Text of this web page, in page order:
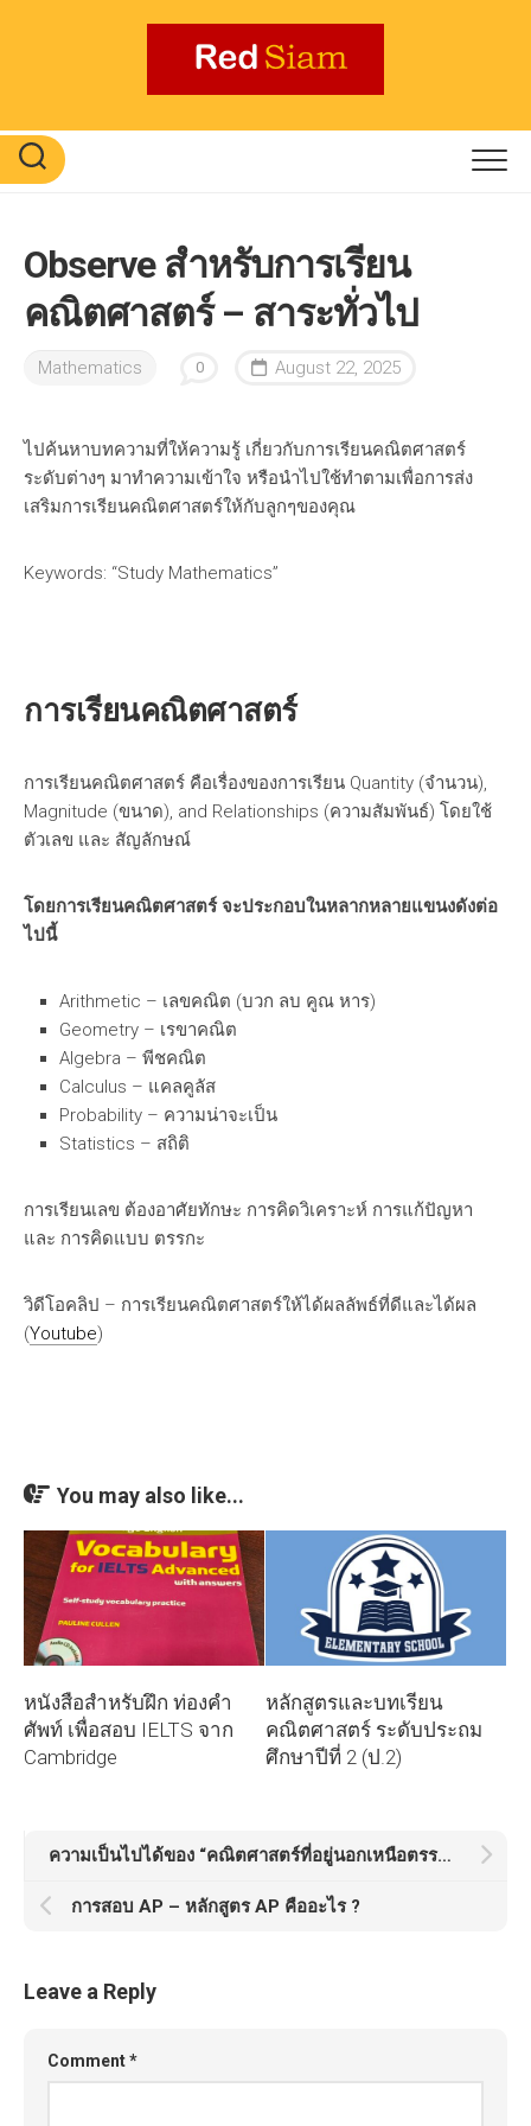
Observe สำหรับการเรียน
คณิตศาสตร์ – สาระทั่วไป
Mathematics 0 August 22, 2025
ไปค้นหาบทความที่ให้ความรู้ เกี่ยวกับการเรียนคณิตศาสตร์
ระดับต่างๆ มาทำความเข้าใจ หรือนำไปใช้ทำตามเพื่อการส่ง
เสริมการเรียนคณิตศาสตร์ให้กับลูกๆของคุณ
Keywords: “Study Mathematics”
การเรียนคณิตศาสตร์
การเรียนคณิตศาสตร์ คือเรื่องของการเรียน Quantity (จำนวน),
Magnitude (ขนาด), and Relationships (ความสัมพันธ์) โดยใช้
ตัวเลข และ สัญลักษณ์
โดยการเรียนคณิตศาสตร์ จะประกอบในหลากหลายแขนงดังต่อ
ไปนี้
Arithmetic – เลขคณิต (บวก ลบ คูณ หาร)
Geometry – เรขาคณิต
Algebra – พีชคณิต
Calculus – แคลคูลัส
Probability – ความน่าจะเป็น
Statistics – สถิติ
การเรียนเลข ต้องอาศัยทักษะ การคิดวิเคราะห์ การแก้ปัญหา
และ การคิดแบบ ตรรกะ
วิดีโอคลิป – การเรียนคณิตศาสตร์ให้ได้ผลลัพธ์ที่ดีและได้ผล
(Youtube)
You may also like...
หนังสือสำหรับฝึก ท่องคำ
ศัพท์ เพื่อสอบ IELTS จาก
Cambridge
หลักสูตรและบทเรียน
คณิตศาสตร์ ระดับประถม
ศึกษาปีที่ 2 (ป.2)
ความเป็นไปได้ของ “คณิตศาสตร์ที่อยู่นอกเหนือตรรกะมนุษย์”
การสอบ AP – หลักสูตร AP คืออะไร ?
Leave a Reply
Comment*